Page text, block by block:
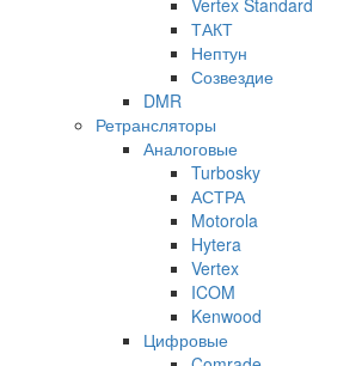
ТАКТ
Нептун
Созвездие
DMR
Ретрансляторы
Аналоговые
Turbosky
АСТРА
Motorola
Hytera
Vertex
ICOM
Kenwood
Цифровые